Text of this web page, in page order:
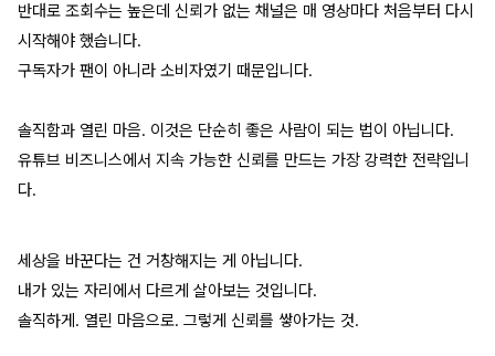
반대로 조회수는 높은데 신뢰가 없는 채널은 매 영상마다 처음부터 다시
시작해야 했습니다.
구독자가 팬이 아니라 소비자였기 때문입니다.
솔직함과 열린 마음. 이것은 단순히 좋은 사람이 되는 법이 아닙니다.
유튜브 비즈니스에서 지속 가능한 신뢰를 만드는 가장 강력한 전략입니
다.
세상을 바꾼다는 건 거창해지는 게 아닙니다.
내가 있는 자리에서 다르게 살아보는 것입니다.
솔직하게. 열린 마음으로. 그렇게 신뢰를 쌓아가는 것.